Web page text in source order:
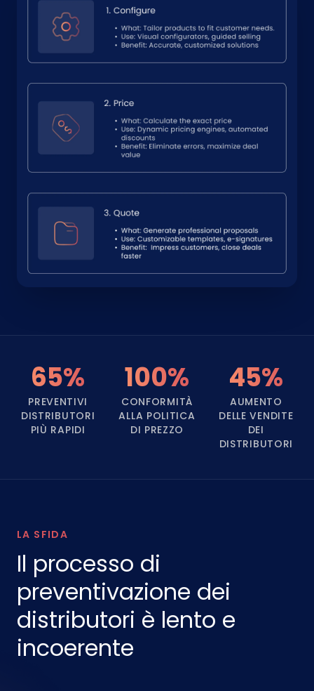
65%
PREVENTIVI
DISTRIBUTORI
PIÙ RAPIDI
100%
CONFORMITÀ
ALLA POLITICA
DI PREZZO
45%
AUMENTO
DELLE VENDITE
DEI
DISTRIBUTORI
LA SFIDA
Il processo di
preventivazione dei
distributori è lento e
incoerente